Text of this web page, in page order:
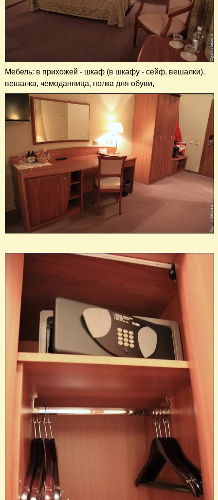
Мебель: в прихожей - шкаф (в шкафу - сейф, вешалки),
вешалка, чемоданница, полка для обуви,